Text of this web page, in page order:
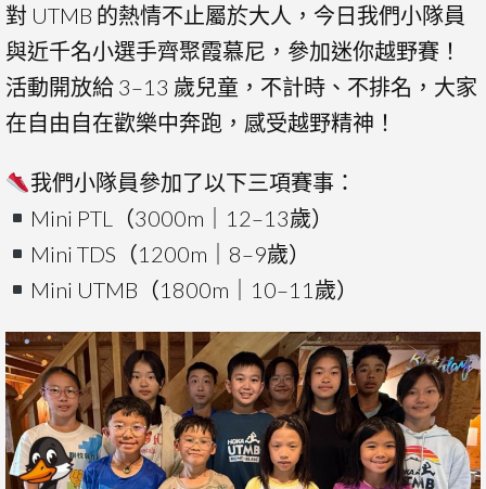
對 UTMB 的熱情不止屬於大人，今日我們小隊員
與近千名小選手齊聚霞慕尼，參加迷你越野賽！
活動開放給 3–13 歲兒童，不計時、不排名，大家
在自由自在歡樂中奔跑，感受越野精神！
我們小隊員參加了以下三項賽事：
Mini PTL（3000m｜12–13歲）
Mini TDS（1200m｜8–9歲）
Mini UTMB（1800m｜10–11歲）